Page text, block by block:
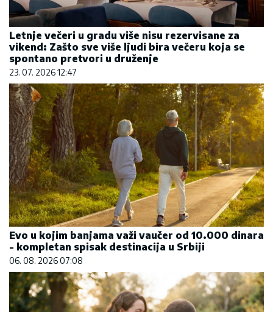
Letnje večeri u gradu više nisu rezervisane za
vikend: Zašto sve više ljudi bira večeru koja se
spontano pretvori u druženje
23. 07. 2026 12:47
Evo u kojim banjama važi vaučer od 10.000 dinara
- kompletan spisak destinacija u Srbiji
06. 08. 2026 07:08